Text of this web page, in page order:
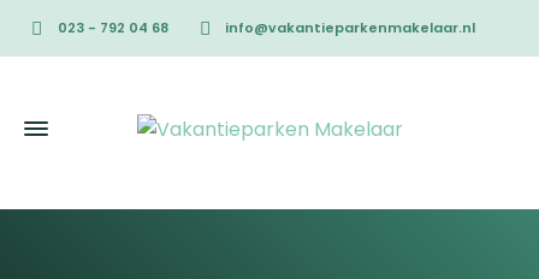
023 - 792 04 68 info@vakantieparkenmakelaar.nl